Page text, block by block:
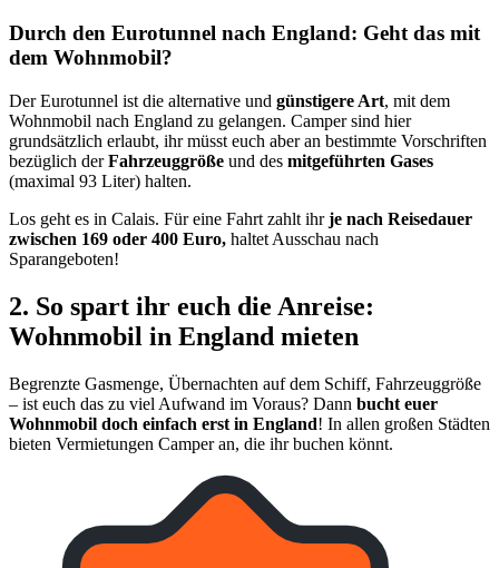
Durch den Eurotunnel nach England: Geht das mit
dem Wohnmobil?
Der Eurotunnel ist die alternative und günstigere Art, mit dem
Wohnmobil nach England zu gelangen. Camper sind hier
grundsätzlich erlaubt, ihr müsst euch aber an bestimmte Vorschriften
bezüglich derFahrzeuggröße und des mitgeführten Gases
(maximal 93 Liter) halten.
Los geht es in Calais. Für eine Fahrt zahlt ihrje nach Reisedauer
zwischen 169 oder 400 Euro, haltet Ausschau nach
Sparangeboten!
2. So spart ihr euch die Anreise:
Wohnmobil in England mieten
Begrenzte Gasmenge, Übernachten auf dem Schiff, Fahrzeuggröße
– ist euch das zu viel Aufwand im Voraus? Dann bucht euer
Wohnmobil doch einfach erst in England! In allen großen Städten
bieten Vermietungen Camper an, die ihr buchen könnt.